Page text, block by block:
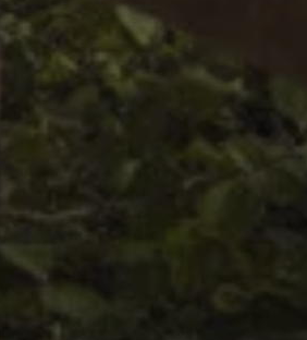
Hotel Theiner
Holidays in the middle of nature, with much
comfort, new rooms and wellness area.